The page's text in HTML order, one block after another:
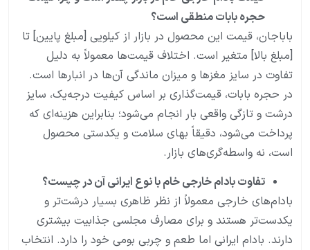
حجره بابات منطقی است؟
باباجان، قیمت این محصول در بازار از کیلویی [مبلغ پایین] تا
[مبلغ بالا] متغیر است. اختلاف قیمت‌ها معمولاً به دلیل
تفاوت در سایز مغزها و میزان ماندگی آن‌ها در انبارها است.
در حجره بابات، قیمت‌گذاری بر اساس کیفیت درجه‌یک، سایز
درشت و تازگی واقعی بار انجام می‌شود؛ بنابراین هزینه‌ای که
پرداخت می‌شود، دقیقاً بهای سلامت و یکدستی محصول
است، نه واسطه‌گری‌های بازار.
تفاوت بادام خارجی خام با نوع ایرانی آن در چیست؟
بادام‌های خارجی معمولاً از نظر ظاهری بسیار درشت‌تر و
یکدست‌تر هستند و برای مصارف مجلسی جذابیت بیشتری
دارند. بادام ایرانی اما طعم و چربی بومی خود را دارد. انتخاب